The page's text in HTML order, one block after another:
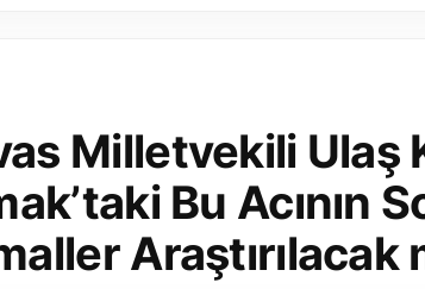
Milletvekili Ulaş
Bu Acının
Araştırılacak